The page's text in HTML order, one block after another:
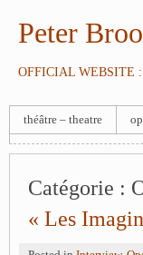
Peter
OFFICIAL WEBSITE
théâtre – theatre
Catégorie :
« Les